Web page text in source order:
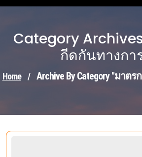
Category
กีดกันทางกา
Home / Archive By Category "มาต